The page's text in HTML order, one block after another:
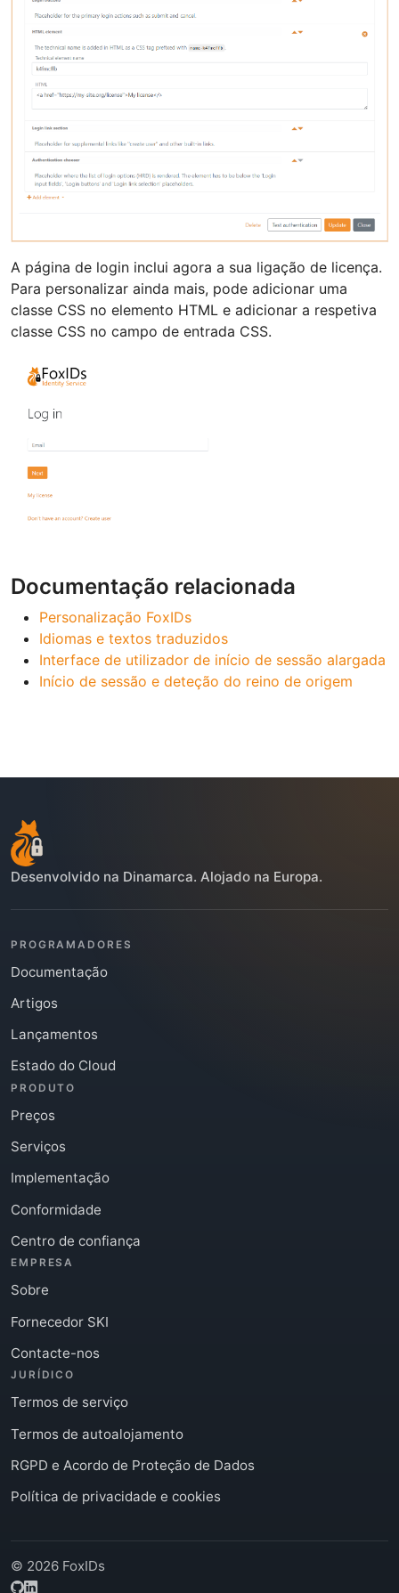
A página de login inclui agora a sua ligação de licença.
Para personalizar ainda mais, pode adicionar uma
classe CSS no elemento HTML e adicionar a respetiva
classe CSS no campo de entrada CSS.
Documentação relacionada
Personalização FoxIDs
Idiomas e textos traduzidos
Interface de utilizador de início de sessão alargada
Início de sessão e deteção do reino de origem
Desenvolvido na Dinamarca. Alojado na Europa.
PROGRAMADORES
Documentação
Artigos
Lançamentos
Estado do Cloud
PRODUTO
Preços
Serviços
Implementação
Conformidade
Centro de confiança
EMPRESA
Sobre
Fornecedor SKI
Contacte-nos
JURÍDICO
Termos de serviço
Termos de autoalojamento
RGPD e Acordo de Proteção de Dados
Política de privacidade e cookies
© 2026 FoxIDs